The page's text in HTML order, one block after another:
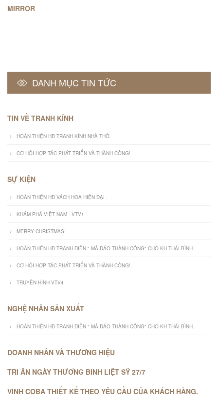
MIRROR
DANH MỤC TIN TỨC
TIN VỀ TRANH KÍNH
HOÀN THIỆN HĐ TRANH KÍNH NHÀ THỜ.
CƠ HỘI HỢP TÁC PHÁT TRIỂN VÀ THÀNH CÔNG!
SỰ KIỆN
HOÀN THIỆN HĐ VÁCH HOA HIỆN ĐẠI .
KHÁM PHÁ VIỆT NAM - VTV1
MERRY CHRISTMAS!
HOÀN THIỆN HĐ TRANH ĐIỆN " MÃ ĐÁO THÀNH CÔNG" CHO KH THÁI BÌNH.
CƠ HỘI HỢP TÁC PHÁT TRIỂN VÀ THÀNH CÔNG!
TRUYỀN HÌNH VTV4
NGHỆ NHÂN SẢN XUẤT
HOÀN THIỆN HĐ TRANH ĐIỆN " MÃ ĐÁO THÀNH CÔNG" CHO KH THÁI BÌNH.
DOANH NHÂN VÀ THƯƠNG HIỆU
TRI ÂN NGÀY THƯƠNG BINH LIỆT SỸ 27/7
VINH COBA THIẾT KẾ THEO YÊU CẦU CỦA KHÁCH HÀNG.